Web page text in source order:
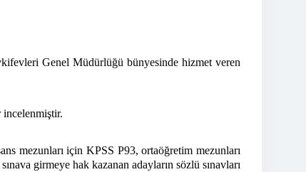
Genel Müdürlüğü bünyesinde hizmet veren
incelenmiştir.
mezunları için KPSS P93, ortaöğretim mezunları
girmeye hak kazanan adayların sözlü sınavları